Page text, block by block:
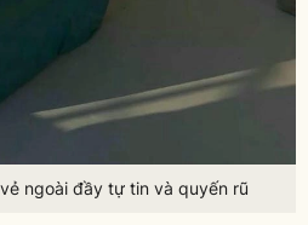
ngoài đầy tự tin và quyến rũ